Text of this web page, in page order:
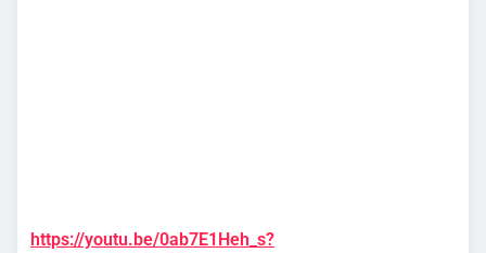
https://youtu.be/0ab7E1Heh_s?